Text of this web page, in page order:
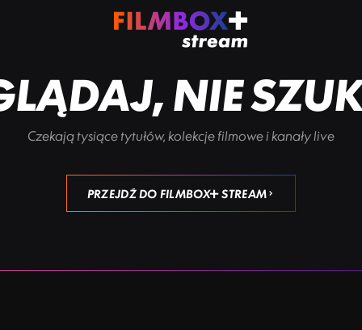
NIE
Czekają tysiące tytułów, kolekcje filmowe i kanały live
PRZEJDŹ DO FILMBOX+ STREAM